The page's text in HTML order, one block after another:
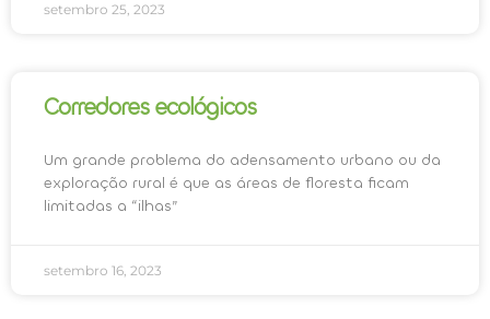
setembro 25, 2023
Corredores ecológicos
Um grande problema do adensamento urbano ou da
exploração rural é que as áreas de floresta ficam
limitadas a “ilhas”
setembro 16, 2023